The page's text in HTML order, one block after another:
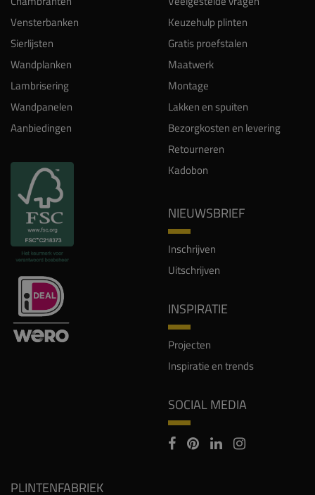
Vensterbanken
Sierlijsten
Wandplanken
Lambrisering
Wandpanelen
Aanbiedingen
Keuzehulp plinten
Gratis proefstalen
Maatwerk
Montage
Lakken en spuiten
Bezorgkosten en levering
Retourneren
Kadobon
NIEUWSBRIEF
Inschrijven
Uitschrijven
INSPIRATIE
Projecten
Inspiratie en trends
SOCIAL MEDIA
PLINTENFABRIEK